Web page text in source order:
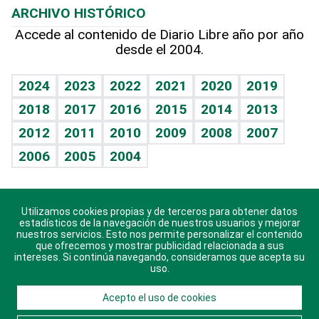
Hablando con el pediatra
Vida y familia
Eñe
Celebrando la vida
Sin complejos
En pocas palabras
Escuchando al corazón
Economía Personal
TBT Deportivo
Más firmas
Hecho en casa
Guía del dinero
Cumpleaños
Horóscopos
Crucigramas
ARCHIVO HISTÓRICO
Accede al contenido de Diario Libre año por año
desde el 2004.
2024 2023 2022 2021 2020
2019
2018
2017 2016 2015 2014
2013
2012
2011 2010 2009 2008
2007
2006
2005 2004
Descarga nuestras aplicaciones para Android, iOS y
sistema Huawei.
© 2021 Diario Libre, todos los derechos reservados.
Utilizamos cookies propias y de terceros para obtener datos
estadísticos de la navegación de nuestros usuarios y mejorar
nuestros servicios. Esto nos permite personalizar el contenido
que ofrecemos y mostrar publicidad relacionada a sus
intereses. Si continúa navegando, consideramos que acepta su
uso.
Acepto el uso de cookies